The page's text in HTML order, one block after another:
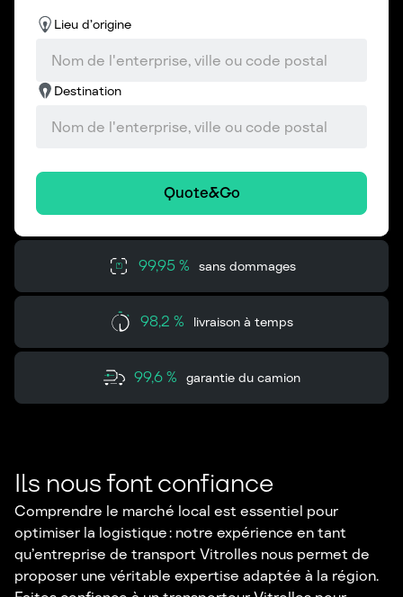
Lieu d’origine
Destination
Quote&Go
99,95 % sans dommages
98,2 % livraison à temps
99,6 % garantie du camion
Ils nous font confiance
Comprendre le marché local est essentiel pour
optimiser la logistique : notre expérience en tant
qu’entreprise de transport Vitrolles nous permet de
proposer une véritable expertise adaptée à la région.